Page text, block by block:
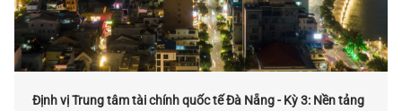
Định vị Trung tâm tài chính quốc tế Đà Nẵng - Kỳ 3: Nền tảng